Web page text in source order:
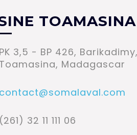
TOAMASINA
PK 3,5 - BP 426, Barikadimy,
Toamasina, Madagascar
contact@somalaval.com
(261) 32 11 111 06